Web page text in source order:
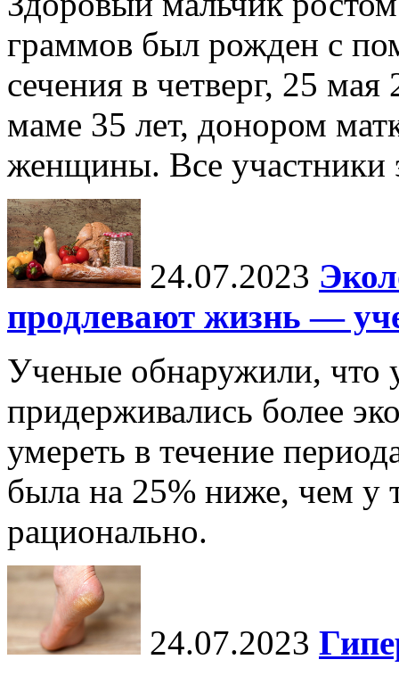
граммов был рожден с
сечения в четверг, 25
маме 35 лет, донором
женщины. Все участники
24.07.2023
продлевают жизнь —
Ученые обнаружили, что
придерживались более
умереть в течение
была на 25% ниже, чем у
рационально.
24.07.2023